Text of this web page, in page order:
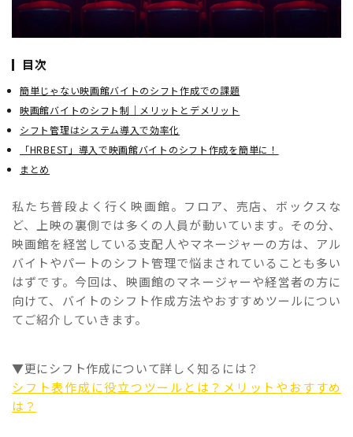
目次
簡単じゃない映画館バイトのシフト作成での課題
映画館バイトのシフト制｜メリットとデメリット
シフト管理はシステム導入で効率化
「HRBEST」導入で映画館バイトのシフト作成を簡単に！
まとめ
私たち普段よく行く映画館。フロア、売店、ボックスな
ど、上映の裏側では多くの人員が動いています。その分、
映画館を経営している支配人やマネージャーの方は、アル
バイトやパートのシフト管理で悩まされていることも多い
はずです。今回は、映画館のマネージャーや経営者の方に
向けて、バイトのシフト作成方法やおすすめツールについ
てご紹介していきます。
▼更にシフト作成について詳しく知るには？
シフト表作成に役立つツールとは？メリットやおすすめ
は？